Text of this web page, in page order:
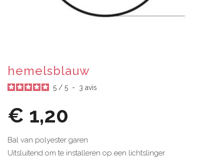
hemelsblauw
5 / 5 - 3 avis
€ 1,20
Bal van polyester garen
Uitsluitend om te installeren op een lichtslinger